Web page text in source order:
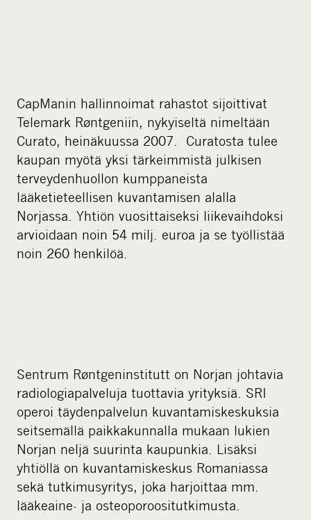
CapManin hallinnoimat rahastot sijoittivat
Telemark Røntgeniin, nykyiseltä nimeltään
Curato, heinäkuussa 2007. Curatosta tulee
kaupan myötä yksi tärkeimmistä julkisen
terveydenhuollon kumppaneista
lääketieteellisen kuvantamisen alalla
Norjassa. Yhtiön vuosittaiseksi liikevaihdoksi
arvioidaan noin 54 milj. euroa ja se työllistää
noin 260 henkilöä.
Sentrum Røntgeninstitutt on Norjan johtavia
radiologiapalveluja tuottavia yrityksiä. SRI
operoi täydenpalvelun kuvantamiskeskuksia
seitsemällä paikkakunnalla mukaan lukien
Norjan neljä suurinta kaupunkia. Lisäksi
yhtiöllä on kuvantamiskeskus Romaniassa
sekä tutkimusyritys, joka harjoittaa mm.
lääkeaine- ja osteoporoositutkimusta.